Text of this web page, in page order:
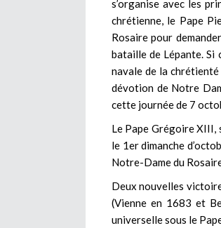
s’organise avec les
chrétienne, le Pape
Rosaire pour
bataille de Lépante.
navale de la
dévotion de Notre
cette journée de 7
Le Pape Grégoire XIII,
le 1er dimanche
Notre-Dame du
Deux nouvelles
(Vienne en 1683 et
universelle sous le